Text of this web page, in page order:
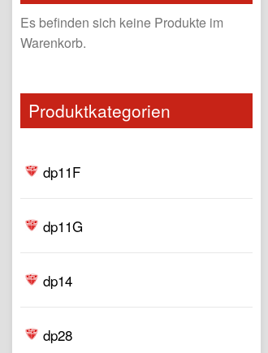
Es befinden sich keine Produkte im
Warenkorb.
Produktkategorien
dp11F
dp11G
dp14
dp28